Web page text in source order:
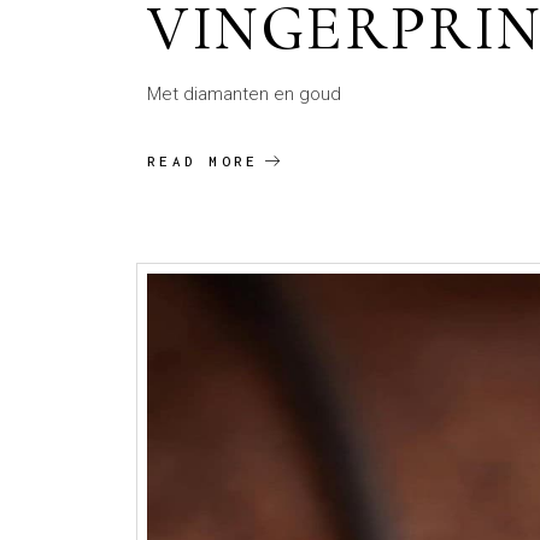
Met diamanten en goud
READ MORE